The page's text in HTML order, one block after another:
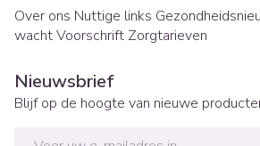
Over ons Nuttige links
wachtVoorschrift Zorgtarieven
Nieuwsbrief
Blijf op de hoogte van nieuwe